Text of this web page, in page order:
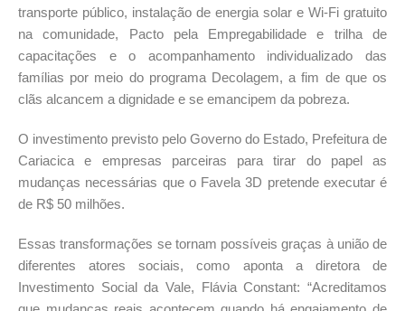
transporte público, instalação de energia solar e Wi-Fi gratuito
na comunidade, Pacto pela Empregabilidade e trilha de
capacitações e o acompanhamento individualizado das
famílias por meio do programa Decolagem, a fim de que os
clãs alcancem a dignidade e se emancipem da pobreza.
O investimento previsto pelo Governo do Estado, Prefeitura de
Cariacica e empresas parceiras para tirar do papel as
mudanças necessárias que o Favela 3D pretende executar é
de R$ 50 milhões.
Essas transformações se tornam possíveis graças à união de
diferentes atores sociais, como aponta a diretora de
Investimento Social da Vale, Flávia Constant: “Acreditamos